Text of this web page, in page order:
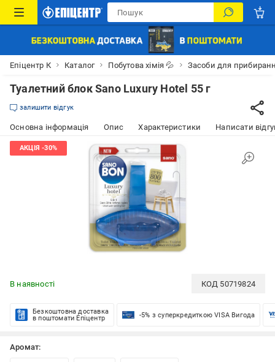
Епіцентр К Каталог Побутова хімія 💦 Засоби для
Туалетний блок Sano Luxury Hotel 55 г
залишити відгук
Основна інформація Опис Характеристики Написати
В наявності КОД 50719824
Безкоштовна доставка
в поштомати Епіцентр
-5% з суперкредиткою VISA Вигода
Аромат: